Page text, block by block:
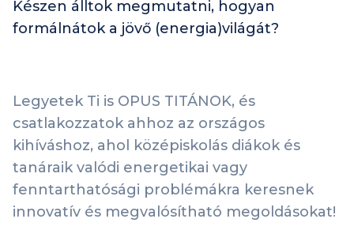
Készen álltok megmutatni, hogyan
formálnátok a jövő (energia)világát?
Legyetek Ti is OPUS TITÁNOK, és
csatlakozzatok ahhoz az országos
kihíváshoz, ahol középiskolás diákok és
tanáraik valódi energetikai vagy
fenntarthatósági problémákra keresnek
innovatív és megvalósítható megoldásokat!